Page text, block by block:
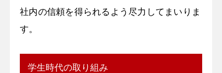
社内の信頼を得られるよう尽力してまいりま
す。
学生時代の取り組み